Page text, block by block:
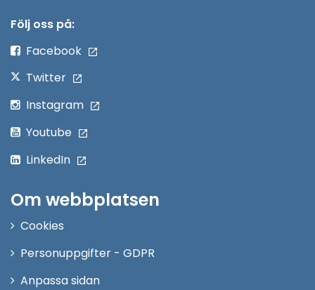
Följ oss på:
Facebook
Twitter
Instagram
Youtube
LinkedIn
Om webbplatsen
Cookies
Personuppgifter - GDPR
Anpassa sidan